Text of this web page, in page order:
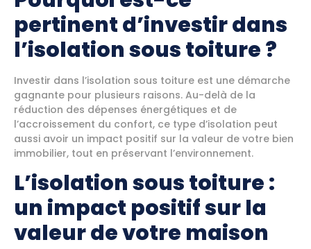
pertinent d’investir dans
l’isolation sous toiture ?
Investir dans l’isolation sous toiture est une démarche
gagnante pour plusieurs raisons. Au-delà de la
réduction des dépenses énergétiques et de
l’accroissement du confort, ce type d’isolation peut
aussi avoir un impact positif sur la valeur de votre bien
immobilier, tout en préservant l’environnement.
L’isolation sous toiture :
un impact positif sur la
valeur de votre maison